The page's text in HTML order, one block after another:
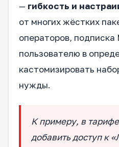
— гибкость и
от многих жёстких
операторов, подписка
пользователю в
кастомизировать
нужды.
К примеру, в
добавить доступ к